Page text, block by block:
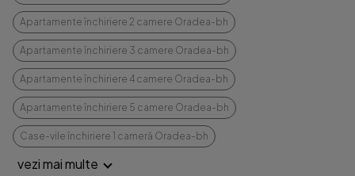
Apartamente închiriere 2 camere Oradea-bh
Apartamente închiriere 3 camere Oradea-bh
Apartamente închiriere 4 camere Oradea-bh
Apartamente închiriere 5 camere Oradea-bh
Case-vile închiriere 1 cameră Oradea-bh
vezi mai multe